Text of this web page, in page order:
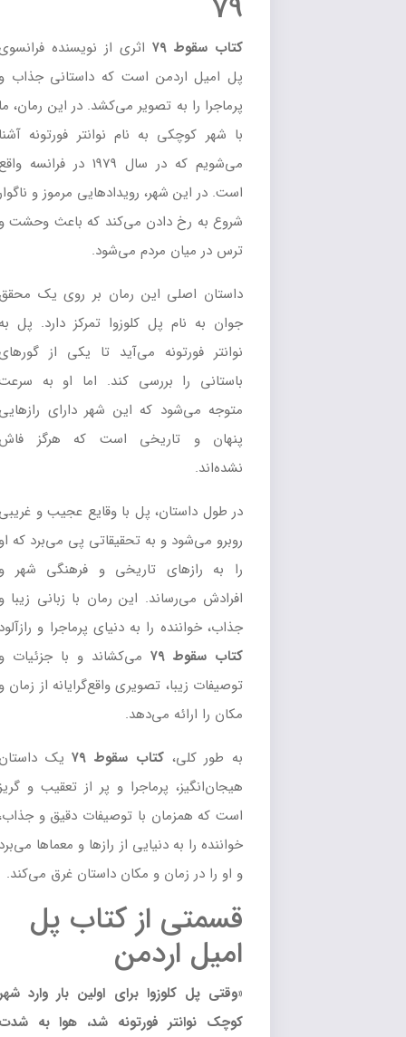
کتاب سقوط ۷۹
اثری از نویسنده فرانسوی
پل امیل اردمن است که داستانی جذاب و
پرماجرا را به تصویر می‌کشد. در این رمان، ما
با شهر کوچکی به نام نوانتر فورتونه آشنا
می‌شویم که در سال 1979 در فرانسه واقع
است. در این شهر، رویدادهایی مرموز و ناگوار
شروع به رخ دادن می‌کند که باعث وحشت و
ترس در میان مردم می‌شود.
داستان اصلی این رمان بر روی یک محقق
جوان به نام پل کلوزوا تمرکز دارد. پل به
نوانتر فورتونه می‌آید تا یکی از گورهای
باستانی را بررسی کند. اما او به سرعت
متوجه می‌شود که این شهر دارای رازهایی
پنهان و تاریخی است که هرگز فاش
نشده‌اند.
در طول داستان، پل با وقایع عجیب و غریبی
روبرو می‌شود و به تحقیقاتی پی می‌برد که او
را به رازهای تاریخی و فرهنگی شهر و
افرادش می‌رساند. این رمان با زبانی زیبا و
جذاب، خواننده را به دنیای پرماجرا و رازآلود
کتاب سقوط ۷۹
می‌کشاند و با جزئیات و
توصیفات زیبا، تصویری واقع‌گرایانه از زمان و
مکان را ارائه می‌دهد.
به طور کلی،کتاب سقوط ۷۹
یک داستان
هیجان‌انگیز، پرماجرا و پر از تعقیب و گریز
است که همزمان با توصیفات دقیق و جذاب،
خواننده را به دنیایی از رازها و معماها می‌برد
و او را در زمان و مکان داستان غرق می‌کند.
قسمتی از کتاب پل
امیل اردمن
«وقتی پل کلوزوا برای اولین بار وارد شهر
کوچک نوانتر فورتونه شد، هوا به شدت